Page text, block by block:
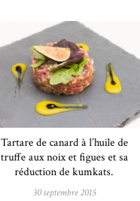
Tartare de canard à l’huile de
truffe aux noix et figues et sa
réduction de kumkats.
30 septembre 2015